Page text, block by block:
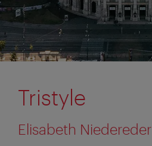
Tristyle
Elisabeth Niedereder